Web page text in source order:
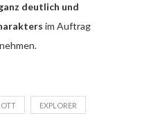
deutlich und
im Auftrag
EXPLORER